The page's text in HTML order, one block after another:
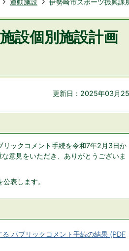
運動施設 伊勢崎市スポーツ振興課
設個別施設計画
更新日：2025年03月
リックコメント手続を令和7年2月3日か
意見をいただき、ありがとうございま
表します。
パブリックコメント手続の結果 (PDF